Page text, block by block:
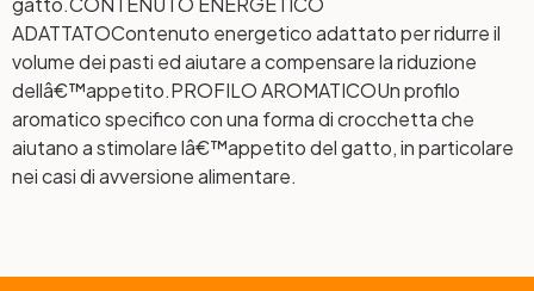
ADATTATOContenuto energetico adattato per ridurre il
volume dei pasti ed aiutare a compensare la riduzione
dellâ€™appetito.PROFILO AROMATICOUn profilo
aromatico specifico con una forma di crocchetta che
aiutano a stimolare lâ€™appetito del gatto, in particolare
nei casi di avversione alimentare.